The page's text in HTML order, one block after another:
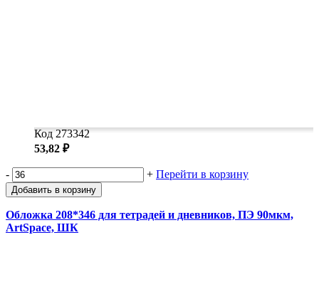
Код 273342
53,82 ₽
- + Перейти в корзину
Добавить в корзину
Обложка 208*346 для тетрадей и дневников, ПЭ 90мкм,
ArtSpace, ШК